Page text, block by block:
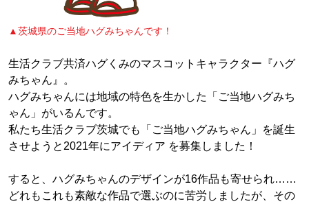
▲茨城県のご当地ハグみちゃんです！
生活クラブ共済ハグくみのマスコットキャラクター『ハグ
みちゃん』。
ハグみちゃんには地域の特色を生かした「ご当地ハグみち
ゃん」がいるんです。
私たち生活クラブ茨城でも「ご当地ハグみちゃん」を誕生
させようと2021年にアイディア を募集しました！
すると、ハグみちゃんのデザインが16作品も寄せられ……
どれもこれも素敵な作品で選ぶのに苦労しましたが、その